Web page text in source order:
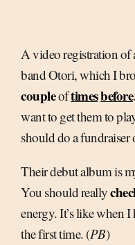
A video registration of
band Otori, which I
coupleoftimesbefore
want to get them to
should do a fundraiser
Their debut album is
You should really
energy. It’s like when
the first time. (PB)